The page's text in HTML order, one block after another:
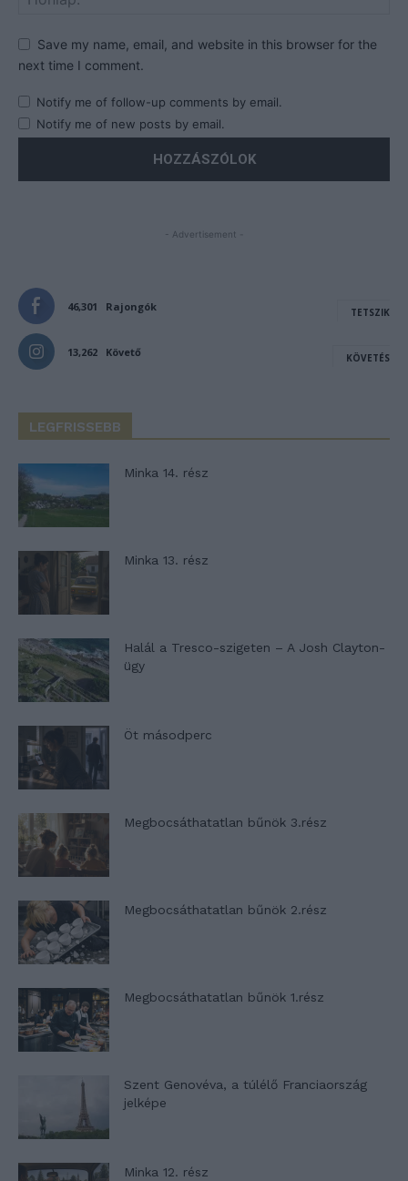
Save my name, email, and website in this browser for the
next time I comment.
Notify me of follow-up comments by email.
Notify me of new posts by email.
- Advertisement -
46,301 Rajongók TETSZIK
13,262 Követő KÖVETÉS
LEGFRISSEBB
Minka 14. rész
Minka 13. rész
Halál a Tresco-szigeten – A Josh Clayton-
ügy
Öt másodperc
Megbocsáthatatlan bűnök 3.rész
Megbocsáthatatlan bűnök 2.rész
Megbocsáthatatlan bűnök 1.rész
Szent Genovéva, a túlélő Franciaország
jelképe
Minka 12. rész